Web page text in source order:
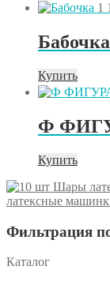
1
Бабочка
Купить
Ф
Купить
латексные
Фильтрация
Каталог